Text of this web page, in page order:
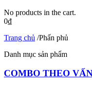
No products in the cart.
0₫
Trang chủ /Phấn phủ
Danh mục sản phẩm
COMBO THEO